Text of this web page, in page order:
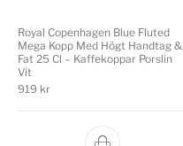
Royal Copenhagen Blue Fluted
Mega Kopp Med Högt Handtag &
Fat 25 Cl – Kaffekoppar Porslin
Vit
919 kr